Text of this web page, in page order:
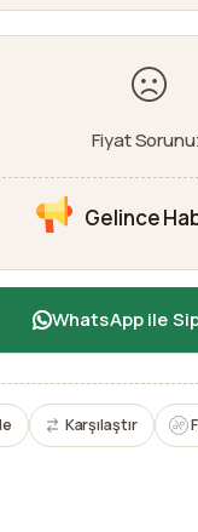
Fiyat
Gelince
WhatsApp ile
Karşılaştır